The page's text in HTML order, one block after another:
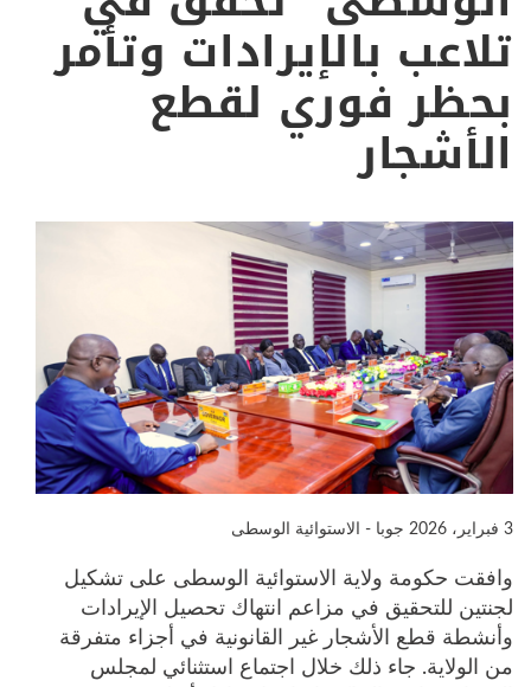
تلاعب بالإيرادات وتأمر
بحظر فوري لقطع
الأشجار
3 فبراير، 2026 جوبا - الاستوائية الوسطى
وافقت حكومة ولاية الاستوائية الوسطى على تشكيل
لجنتين للتحقيق في مزاعم انتهاك تحصيل الإيرادات
وأنشطة قطع الأشجار غير القانونية في أجزاء متفرقة
من الولاية. جاء ذلك خلال اجتماع استثنائي لمجلس